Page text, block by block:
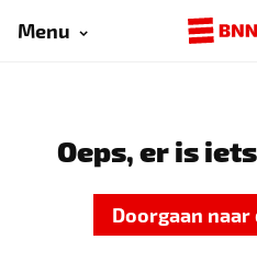
Menu
Oeps, er is
Doorgaan naar